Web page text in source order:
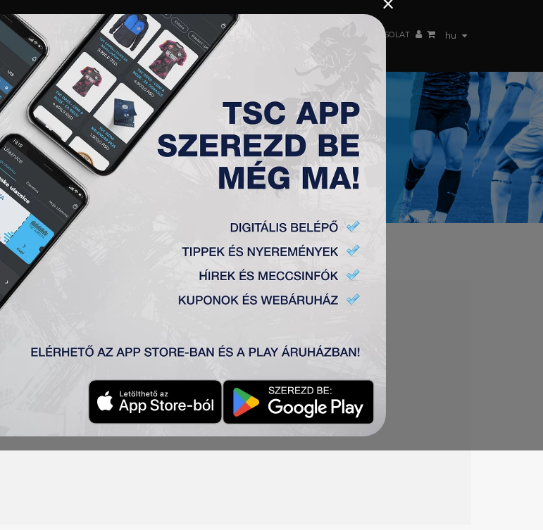
hu
TAGSÁG JEGYEK AKKREDITÁCIÓ KLUB AKADÉMIA NŐI CSAPAT KAPCSOLAT
TSC – SPARTAK (SZ) 2:2
4′), Đakovac, Stojković (Cvetković 85‘) – L. Ilić – Ratkov, Jovanović